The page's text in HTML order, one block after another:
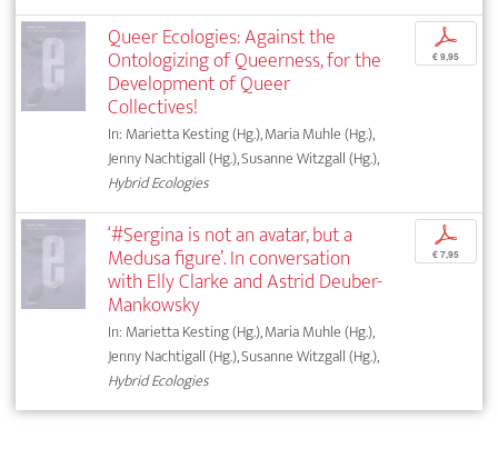
Queer Ecologies: Against the
Ontologizing of Queerness, for the
Development of Queer
Collectives!
In: Marietta Kesting (Hg.), Maria Muhle (Hg.),
Jenny Nachtigall (Hg.), Susanne Witzgall (Hg.),
Hybrid Ecologies
p
€ 9,95
‘#Sergina is not an avatar, but a
Medusa figure’. In conversation
with Elly Clarke and Astrid Deuber-
Mankowsky
In: Marietta Kesting (Hg.), Maria Muhle (Hg.),
Jenny Nachtigall (Hg.), Susanne Witzgall (Hg.),
Hybrid Ecologies
p
€ 7,95